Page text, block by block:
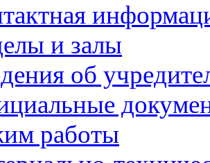
и залы
об
работы